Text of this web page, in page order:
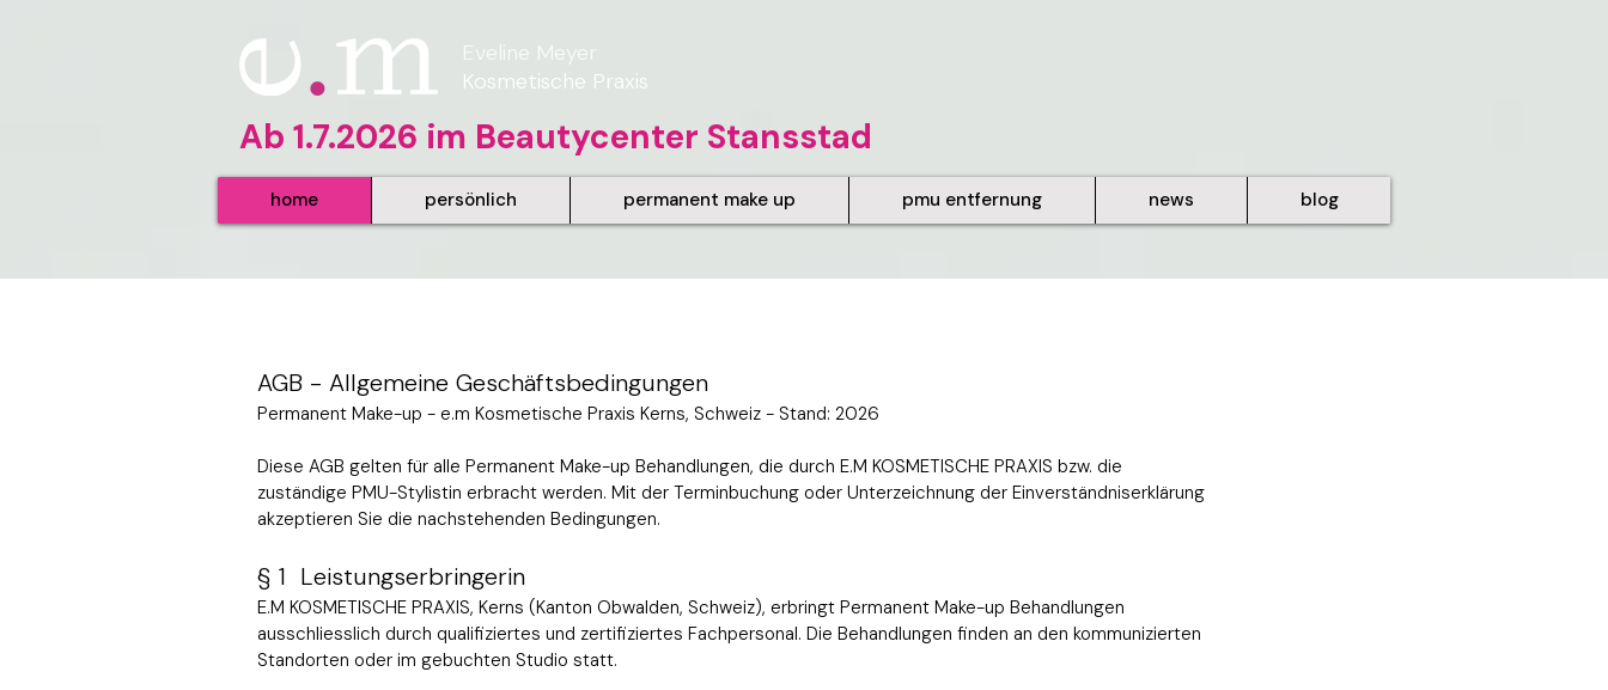
Eveline Meyer
Kosmetische Praxis
Ab 1.7.2026 im Beautycenter Stansstad
home persönlich permanent make up pmu entfernung news blog
AGB - Allgemeine Geschäftsbedingungen
Permanent Make-up - e.m Kosmetische Praxis Kerns, Schweiz - Stand: 2026
Diese AGB gelten für alle Permanent Make-up Behandlungen, die durch E.M KOSMETISCHE PRAXIS bzw. die
zuständige PMU-Stylistin erbracht werden. Mit der Terminbuchung oder Unterzeichnung der Einverständniserklärung
akzeptieren Sie die nachstehenden Bedingungen.
§ 1 Leistungserbringerin
E.M KOSMETISCHE PRAXIS, Kerns (Kanton Obwalden, Schweiz), erbringt Permanent Make-up Behandlungen
ausschliesslich durch qualifiziertes und zertifiziertes Fachpersonal. Die Behandlungen finden an den kommunizierten
Standorten oder im gebuchten Studio statt.